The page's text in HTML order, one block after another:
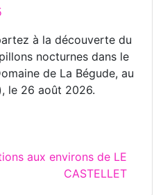
à la découverte du
nocturnes dans le
de La Bégude, au
le 26 août 2026.
aux environs de LE
CASTELLET